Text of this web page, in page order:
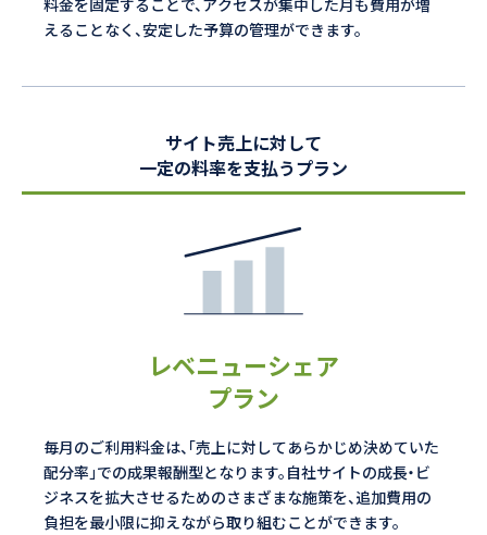
えることなく、安定した予算の管理ができます。
サイト売上に対して
一定の料率を支払うプラン
レベニューシェア
プラン
毎月のご利用料金は、「売上に対してあらかじめ決めていた
配分率」での成果報酬型となります。自社サイトの成長・ビ
ジネスを拡大させるためのさまざまな施策を、追加費用の
負担を最小限に抑えながら取り組むことができます。